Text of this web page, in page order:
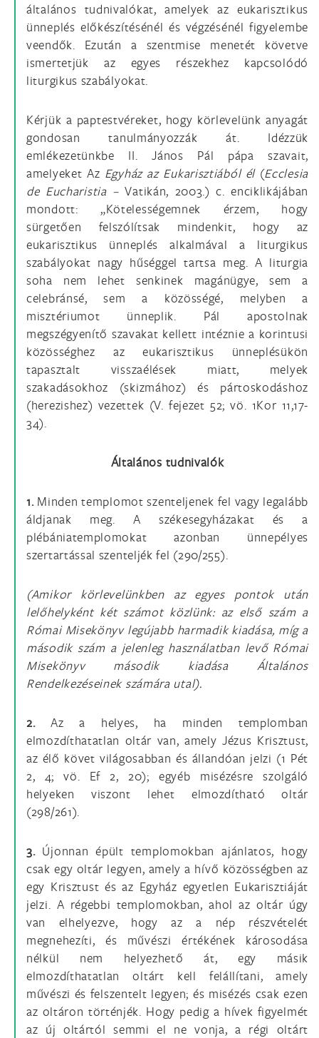
általános tudnivalókat, amelyek az eukarisztikus
ünneplés előkészítésénél és végzésénél figyelembe
veendők. Ezután a szentmise menetét követve
ismertetjük az egyes részekhez kapcsolódó
liturgikus szabályokat.
Kérjük a paptestvéreket, hogy körlevelünk anyagát
gondosan tanulmányozzák át. Idézzük
emlékezetünkbe II. János Pál pápa szavait,
amelyeket Az Egyház az Eukarisztiából él(Ecclesia
de Eucharistia –Vatikán, 2003.) c. enciklikájában
mondott: „Kötelességemnek érzem, hogy
sürgetően felszólítsak mindenkit, hogy az
eukarisztikus ünneplés alkalmával a liturgikus
szabályokat nagy hűséggel tartsa meg. A liturgia
soha nem lehet senkinek magánügye, sem a
celebránsé, sem a közösségé, melyben a
misztériumot ünneplik. Pál apostolnak
megszégyenítő szavakat kellett intéznie a korintusi
közösséghez az eukarisztikus ünneplésükön
tapasztalt visszaélések miatt, melyek
szakadásokhoz (skizmához) és pártoskodáshoz
(herezishez) vezettek (V. fejezet 52; vö. 1Kor 11,17-
34).
Általános tudnivalók
1.Minden templomot szenteljenek fel vagy legalább
áldjanak meg. A székesegyházakat és a
plébániatemplomokat azonban ünnepélyes
szertartással szenteljék fel (290/255).
(Amikor körlevelünkben az egyes pontok után
lelőhelyként két számot közlünk: az első szám a
Római Misekönyv legújabb harmadik kiadása, míg a
második szám a jelenleg használatban levő Római
Misekönyv második kiadása Általános
Rendelkezéseinek számára utal).
2.Az a helyes, ha minden templomban
elmozdíthatatlan oltár van, amely Jézus Krisztust,
az élő követ világosabban és állandóan jelzi (1 Pét
2, 4; vö. Ef 2, 20); egyéb misézésre szolgáló
helyeken viszont lehet elmozdítható oltár
(298/261).
3.Újonnan épült templomokban ajánlatos, hogy
csak egy oltár legyen, amely a hívő közösségben az
egy Krisztust és az Egyház egyetlen Eukarisztiáját
jelzi. A régebbi templomokban, ahol az oltár úgy
van elhelyezve, hogy az a nép részvételét
megnehezíti, és művészi értékének károsodása
nélkül nem helyezhető át, egy másik
elmozdíthatatlan oltárt kell felállítani, amely
művészi és felszentelt legyen; és misézés csak ezen
az oltáron történjék. Hogy pedig a hívek figyelmét
az új oltártól semmi el ne vonja, a régi oltárt